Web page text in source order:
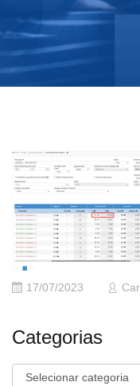
17/07/2023
Categorias
Categorias